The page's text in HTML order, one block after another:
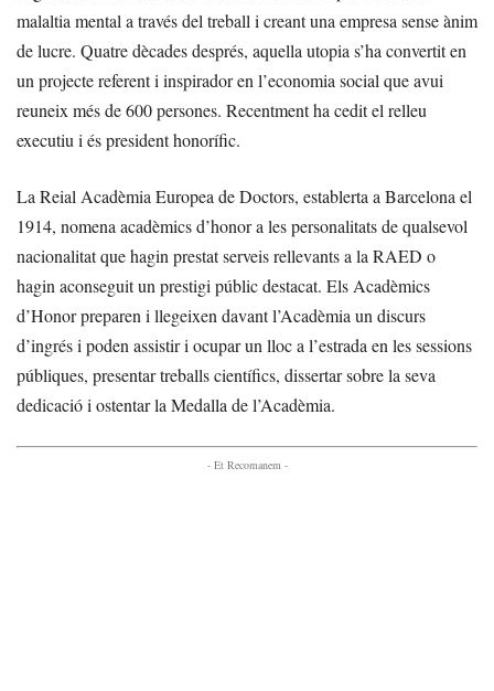
malaltia mental a través del treball i creant una empresa sense ànim
de lucre. Quatre dècades després, aquella utopia s’ha convertit en
un projecte referent i inspirador en l’economia social que avui
reuneix més de 600 persones. Recentment ha cedit el relleu
executiu i és president honorífic.
La Reial Acadèmia Europea de Doctors, establerta a Barcelona el
1914, nomena acadèmics d’honor a les personalitats de qualsevol
nacionalitat que hagin prestat serveis rellevants a la RAED o
hagin aconseguit un prestigi públic destacat. Els Acadèmics
d’Honor preparen i llegeixen davant l’Acadèmia un discurs
d’ingrés i poden assistir i ocupar un lloc a l’estrada en les sessions
públiques, presentar treballs científics, dissertar sobre la seva
dedicació i ostentar la Medalla de l’Acadèmia.
- Et Recomanem -